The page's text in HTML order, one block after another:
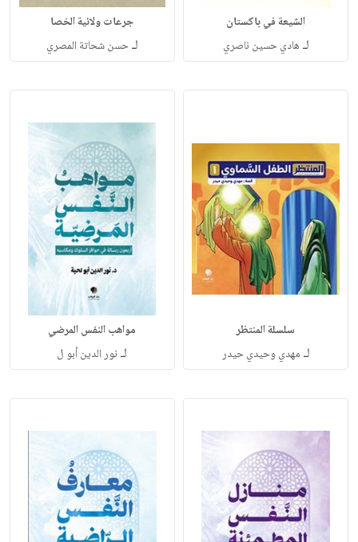
الشيعة في باكستان
لـ هادي حسين ناصري
جرعات ولائية الخصا
لـحسن شحاتة المصري
سلسلة المنتظر
لـ مهدي وحيدي حيدر
مواهب النفس المرضي
لـ نور الدين أبو ل